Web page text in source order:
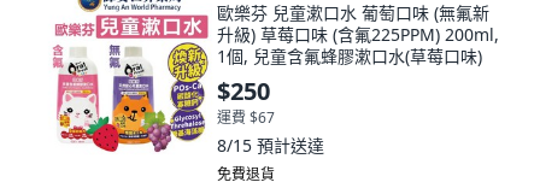
歐樂芬 兒童漱口水 葡萄口味 (無氟新
升級) 草莓口味 (含氟225PPM) 200ml,
1個, 兒童含氟蜂膠漱口水(草莓口味)
$250
運費 $67
8/15 預計送達
免費退貨